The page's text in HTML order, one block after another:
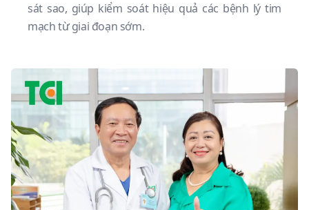
sát sao, giúp kiểm soát hiệu quả các bệnh lý tim
mạch từ giai đoạn sớm.